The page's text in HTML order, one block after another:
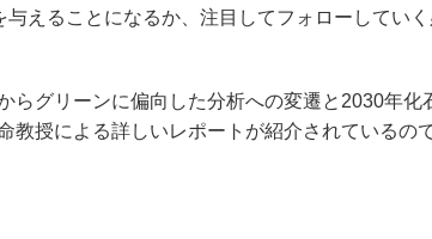
えることになるか、注目してフォローしてい
らグリーンに偏向した分析への変遷と2030年化
教授による詳しいレポートが紹介されているの